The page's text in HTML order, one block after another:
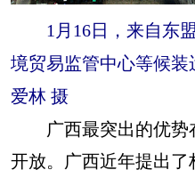
1月16日，来自东盟
境贸易监管中心等候
爱林 摄
广西最突出的优势
开放。广西近年提出了